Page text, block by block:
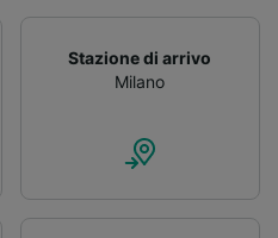
Stazione di arrivo
Milano